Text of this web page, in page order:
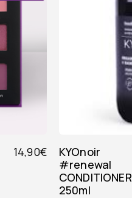
14,90€
KYOnoir
#renewal
CONDITIONER
250ml